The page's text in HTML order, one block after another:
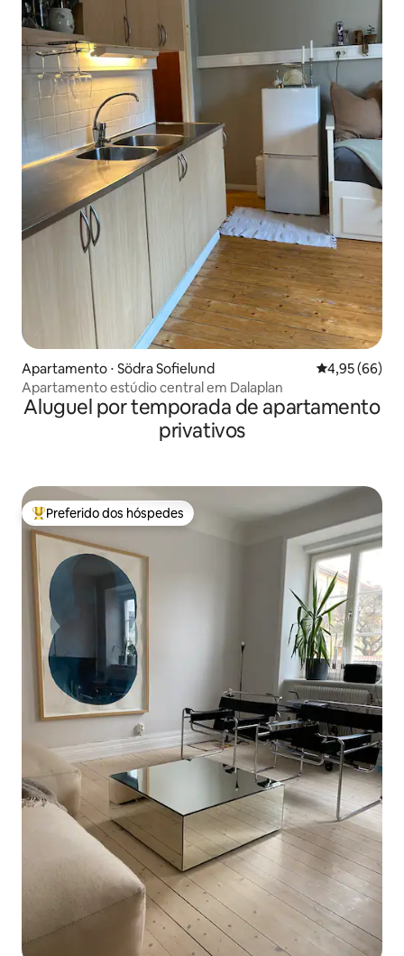
Apartamento ⋅ Södra Sofielund 4,95 de uma
4,95 (66)
Apartamento estúdio central em Dalaplan
Aluguel por temporada de apartamento
privativos
Entre os melhores preferidos dos hóspedes
Preferido dos hóspedes